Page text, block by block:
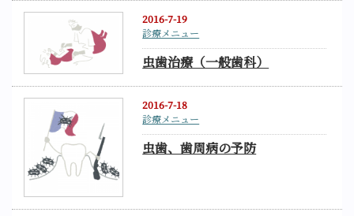
2016-7-19
診療メニュー
虫歯治療（一般歯科）
2016-7-18
診療メニュー
虫歯、歯周病の予防